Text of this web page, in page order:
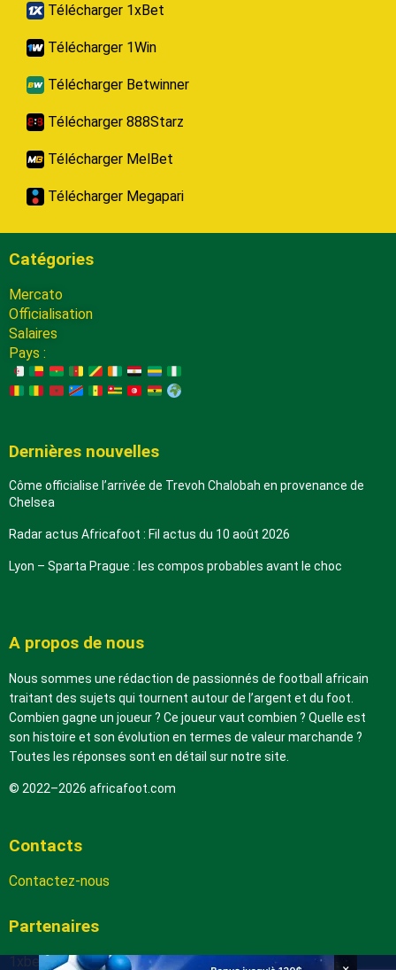
Télécharger 1xBet
Télécharger 1Win
Télécharger Betwinner
Télécharger 888Starz
Télécharger MelBet
Télécharger Megapari
Catégories
Mercato
Officialisation
Salaires
Pays :
Dernières nouvelles
Côme officialise l’arrivée de Trevoh Chalobah en provenance de
Chelsea
Radar actus Africafoot : Fil actus du 10 août 2026
Lyon – Sparta Prague : les compos probables avant le choc
A propos de nous
Nous sommes une rédaction de passionnés de football africain
traitant des sujets qui tournent autour de l’argent et du foot.
Combien gagne un joueur ? Ce joueur vaut combien ? Quelle est
son histoire et son évolution en termes de valeur marchande ?
Toutes les réponses sont en détail sur notre site.
© 2022–2026 africafoot.com
Contacts
Contactez-nous
Partenaires
1xbetapk.africafoot.com